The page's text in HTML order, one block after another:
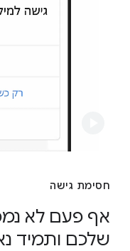
חסימת גישה
אף פעם לא
שלכם ותמיד